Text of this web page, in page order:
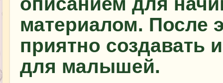
материалом. После
приятно создавать
для малышей.